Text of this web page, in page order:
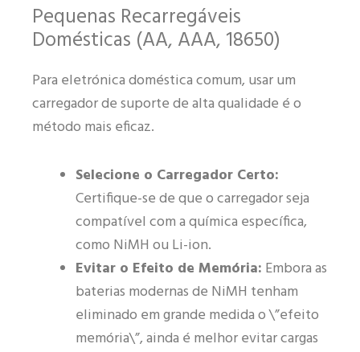
Pequenas Recarregáveis
Domésticas (AA, AAA, 18650)
Para eletrónica doméstica comum, usar um
carregador de suporte de alta qualidade é o
método mais eficaz.
Selecione o Carregador Certo:
Certifique-se de que o carregador seja
compatível com a química específica,
como NiMH ou Li-ion.
Evitar o Efeito de Memória: Embora as
baterias modernas de NiMH tenham
eliminado em grande medida o \”efeito
memória\”, ainda é melhor evitar cargas